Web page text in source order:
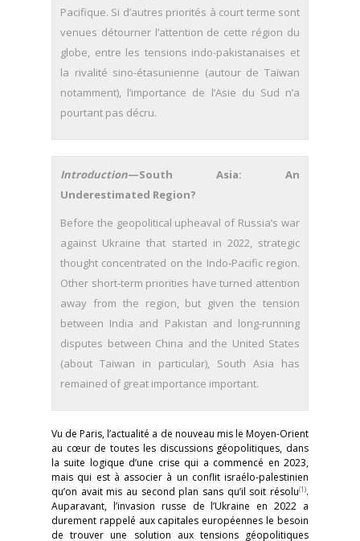
Pacifique. Si d’autres priorités à court terme sont
venues détourner l’attention de cette région du
globe, entre les tensions indo-pakistanaises et
la rivalité sino-étasunienne (autour de Taïwan
notamment), l’importance de l’Asie du Sud n’a
pourtant pas décru.
Introduction—South Asia: An
Underestimated Region?
Before the geopolitical upheaval of Russia’s war
against Ukraine that started in 2022, strategic
thought concentrated on the Indo-Pacific region.
Other short-term priorities have turned attention
away from the region, but given the tension
between India and Pakistan and long-running
disputes between China and the United States
(about Taiwan in particular), South Asia has
remained of great importance important.
Vu de Paris, l’actualité a de nouveau mis le Moyen-Orient
au cœur de toutes les discussions géopolitiques, dans
la suite logique d’une crise qui a commencé en 2023,
mais qui est à associer à un conflit israélo-palestinien
qu’on avait mis au second plan sans qu’il soit résolu(1).
Auparavant, l’invasion russe de l’Ukraine en 2022 a
durement rappelé aux capitales européennes le besoin
de trouver une solution aux tensions géopolitiques